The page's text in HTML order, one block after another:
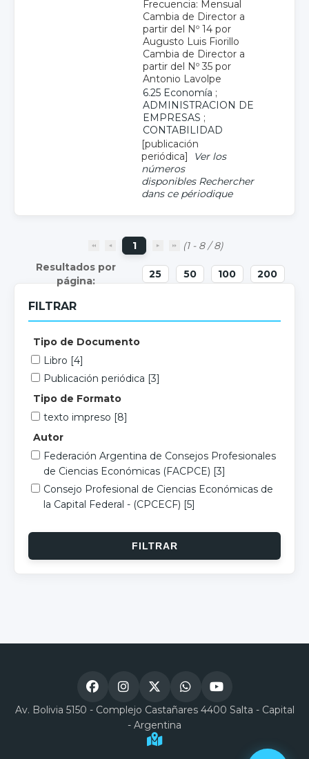
Frecuencia: Mensual
Cambia de Director a
partir del Nº 14 por
Augusto Luis Fiorillo
Cambia de Director a
partir del Nº 35 por
Antonio Lavolpe
6.25 Economía ;
ADMINISTRACION DE
EMPRESAS ;
CONTABILIDAD
[publicación
periódica]
Ver los
números
disponibles Rechercher
dans ce périodique
1 (1 - 8 / 8)
25 50 100 200
FILTRAR
Tipo de Documento
Libro [4]
Publicación periódica [3]
Tipo de Formato
texto impreso [8]
Autor
Federación Argentina de Consejos Profesionales
de Ciencias Económicas (FACPCE) [3]
Consejo Profesional de Ciencias Económicas de
la Capital Federal - (CPCECF) [5]
Av. Bolivia 5150 - Complejo Castañares 4400 Salta - Capital
- Argentina